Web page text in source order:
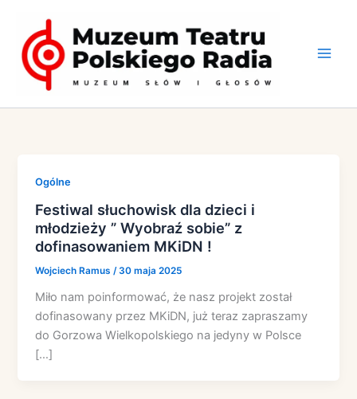
treści
Ogólne
Festiwal słuchowisk dla dzieci i
młodzieży ” Wyobraź sobie” z
dofinasowaniem MKiDN !
Wojciech Ramus /30 maja 2025
Miło nam poinformować, że nasz projekt został
dofinasowany przez MKiDN, już teraz zapraszamy
do Gorzowa Wielkopolskiego na jedyny w Polsce
[…]